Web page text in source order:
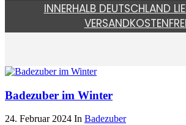
INNERHALB DEUTSCHLAND
Badezuber im Winter
24. Februar 2024 In Badezuber